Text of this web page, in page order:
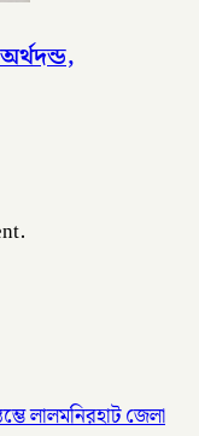
লালমনিরহাট জেলা